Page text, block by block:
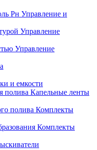
Управление и
Управление
Управление
и емкости
Капельные ленты
Комплекты
Комплекты